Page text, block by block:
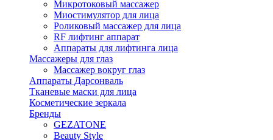
Микротоковый массажер
Миостимулятор для лица
Роликовый массажер для лица
RF лифтинг аппарат
Аппараты для лифтинга лица
Массажеры для глаз
Массажер вокруг глаз
Аппараты Дарсонваль
Тканевые маски для лица
Косметические зеркала
Бренды
GEZATONE
Beauty Style